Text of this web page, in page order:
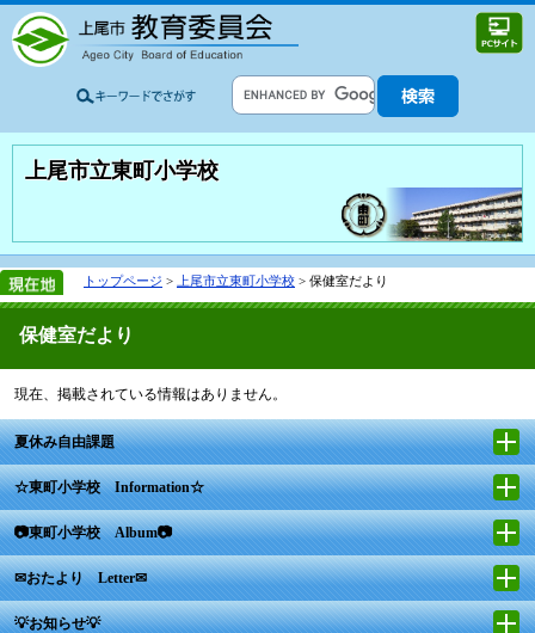
上尾市立東町小学校
トップページ > 上尾市立東町小学校 > 保健室だより
保健室だより
現在、掲載されている情報はありません。
夏休み自由課題
☆東町小学校 Information☆
📷東町小学校 Album📷
✉おたより Letter✉
💡お知らせ💡